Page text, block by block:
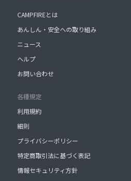
CAMPFIREとは
あんしん・安全への取り組み
ニュース
ヘルプ
お問い合わせ
各種規定
利用規約
細則
プライバシーポリシー
特定商取引法に基づく表記
情報セキュリティ方針